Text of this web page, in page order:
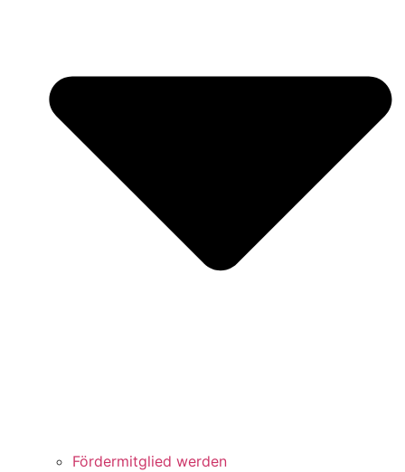
Fördermitglied werden